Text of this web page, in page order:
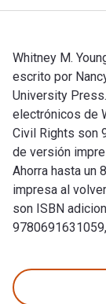
Whitney M.
escrito por
University
electrónicos de
Civil Rights son
de versión
Ahorra hasta un
impresa al
son ISBN